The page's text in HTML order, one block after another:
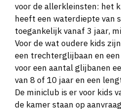
voor de allerkleinsten: het
heeft een waterdiepte van
toegankelijk vanaf 3 jaar,
Voor de wat oudere kids
een trechterglijbaan en
voor een aantal glijbanen
van 8 of 10 jaar en een
De miniclub is er voor kids
de kamer staan op